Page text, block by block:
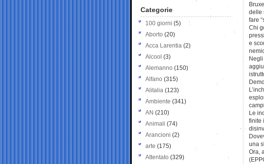
delle
fare
Chi
e
Le
finite
una
Ora,
Categorie
100 giorni (5)
Aborto (20)
Acca Larentia (2)
Alcool (3)
Alemanno (150)
Alfano (315)
Alitalia (123)
Ambiente (341)
AN (210)
Animali (74)
Arancioni (2)
arte (175)
Attentato (329)